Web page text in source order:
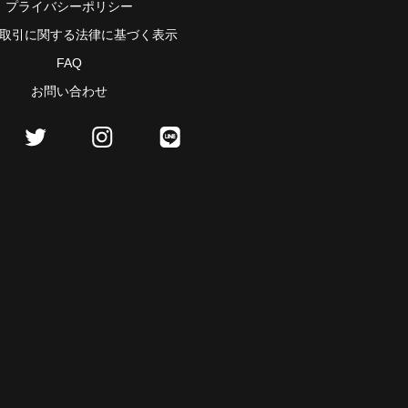
プライバシーポリシー
引に関する法律に基づく表示
FAQ
お問い合わせ